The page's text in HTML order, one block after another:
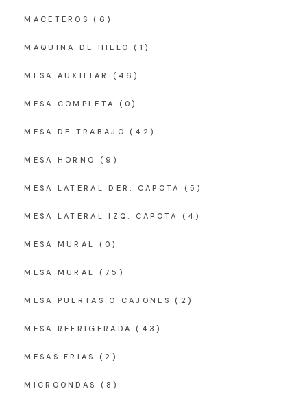
MACETEROS (6)
MAQUINA DE HIELO (1)
MESA AUXILIAR (46)
MESA COMPLETA (0)
MESA DE TRABAJO (42)
MESA HORNO (9)
MESA LATERAL DER. CAPOTA (5)
MESA LATERAL IZQ. CAPOTA (4)
MESA MURAL (0)
MESA MURAL (75)
MESA PUERTAS O CAJONES (2)
MESA REFRIGERADA (43)
MESAS FRIAS (2)
MICROONDAS (8)